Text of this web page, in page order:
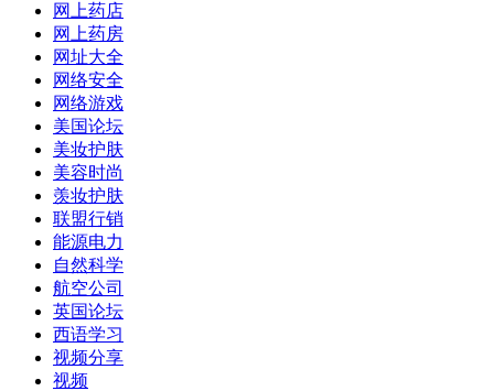
网上药店
网上药房
网址大全
网络安全
网络游戏
美国论坛
美妆护肤
美容时尚
羡妆护肤
联盟行销
能源电力
自然科学
航空公司
英国论坛
西语学习
视频分享
视频